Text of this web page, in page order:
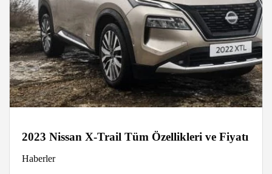
2023 Nissan X-Trail Tüm Özellikleri ve Fiyatı
Haberler